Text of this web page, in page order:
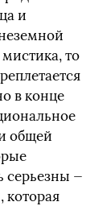
и
то
в конце
общей
серьезны —
которая